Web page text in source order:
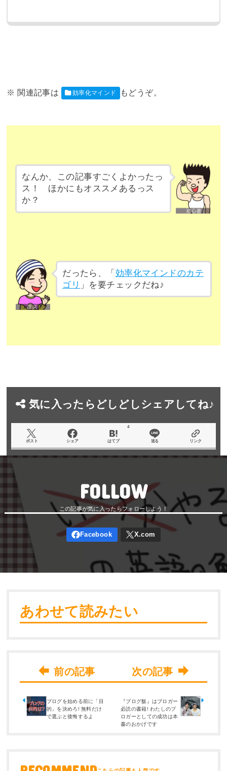
効率化マインド
なんか、この記事すごくよかったっ
ス！ ほかにもオススメあるっス
か？
だったら、「 効率化マインドのカテ
ゴリ 」を要チェックだね♪
気に入ったらどしどしシェアしてね♪
ポスト シェア はてブ
4
送る リンク
FOLLOW
あわせて読みたい
ブログを始める前に「目
的」を決めろ! 無料だけ
で選ぶと後悔するよ
『ブログ飯』はブロガー
必読の書籍! わたしのブ
ロガーとしての成功は本
書のおかげです